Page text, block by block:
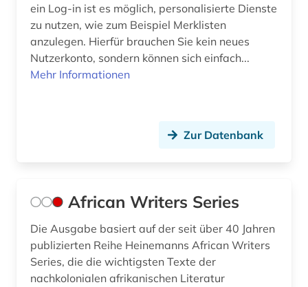
deutsch (57)
deutsche philologie (1)
deutschland vereinigung sprache
dialekt (6)
dialektologie (2)
ein Log-in ist es möglich, personalisierte Dienste
zu nutzen, wie zum Beispiel Merklisten
anzulegen. Hierfür brauchen Sie kein neues
Nutzerkonto, sondern können sich einfach...
Mehr Informationen
Zur Datenbank
African Writers Series
Die Ausgabe basiert auf der seit über 40 Jahren
publizierten Reihe Heinemanns African Writers
Series, die die wichtigsten Texte der
nachkolonialen afrikanischen Literatur